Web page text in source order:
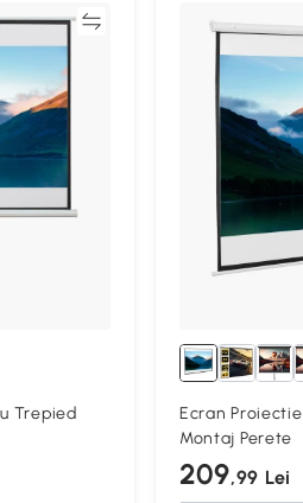
Compară
Trepied
Ecran Proiectie
Montaj Perete
209,99 Lei